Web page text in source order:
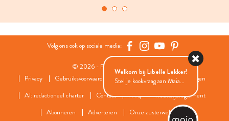
Volg ons ook op sociale media:
© 2026 - Roularta Media Group
Privacy
Gebruiksvoorwaarden Cookies
Cookies instellingen
AI: redactioneel charter
Contact FAQ
Wedstrijdreglement
Abonneren
Adverteren Onze zusterwebsites
Welkom bij Libelle Lekker!
Stel je kookvraag aan Maia...